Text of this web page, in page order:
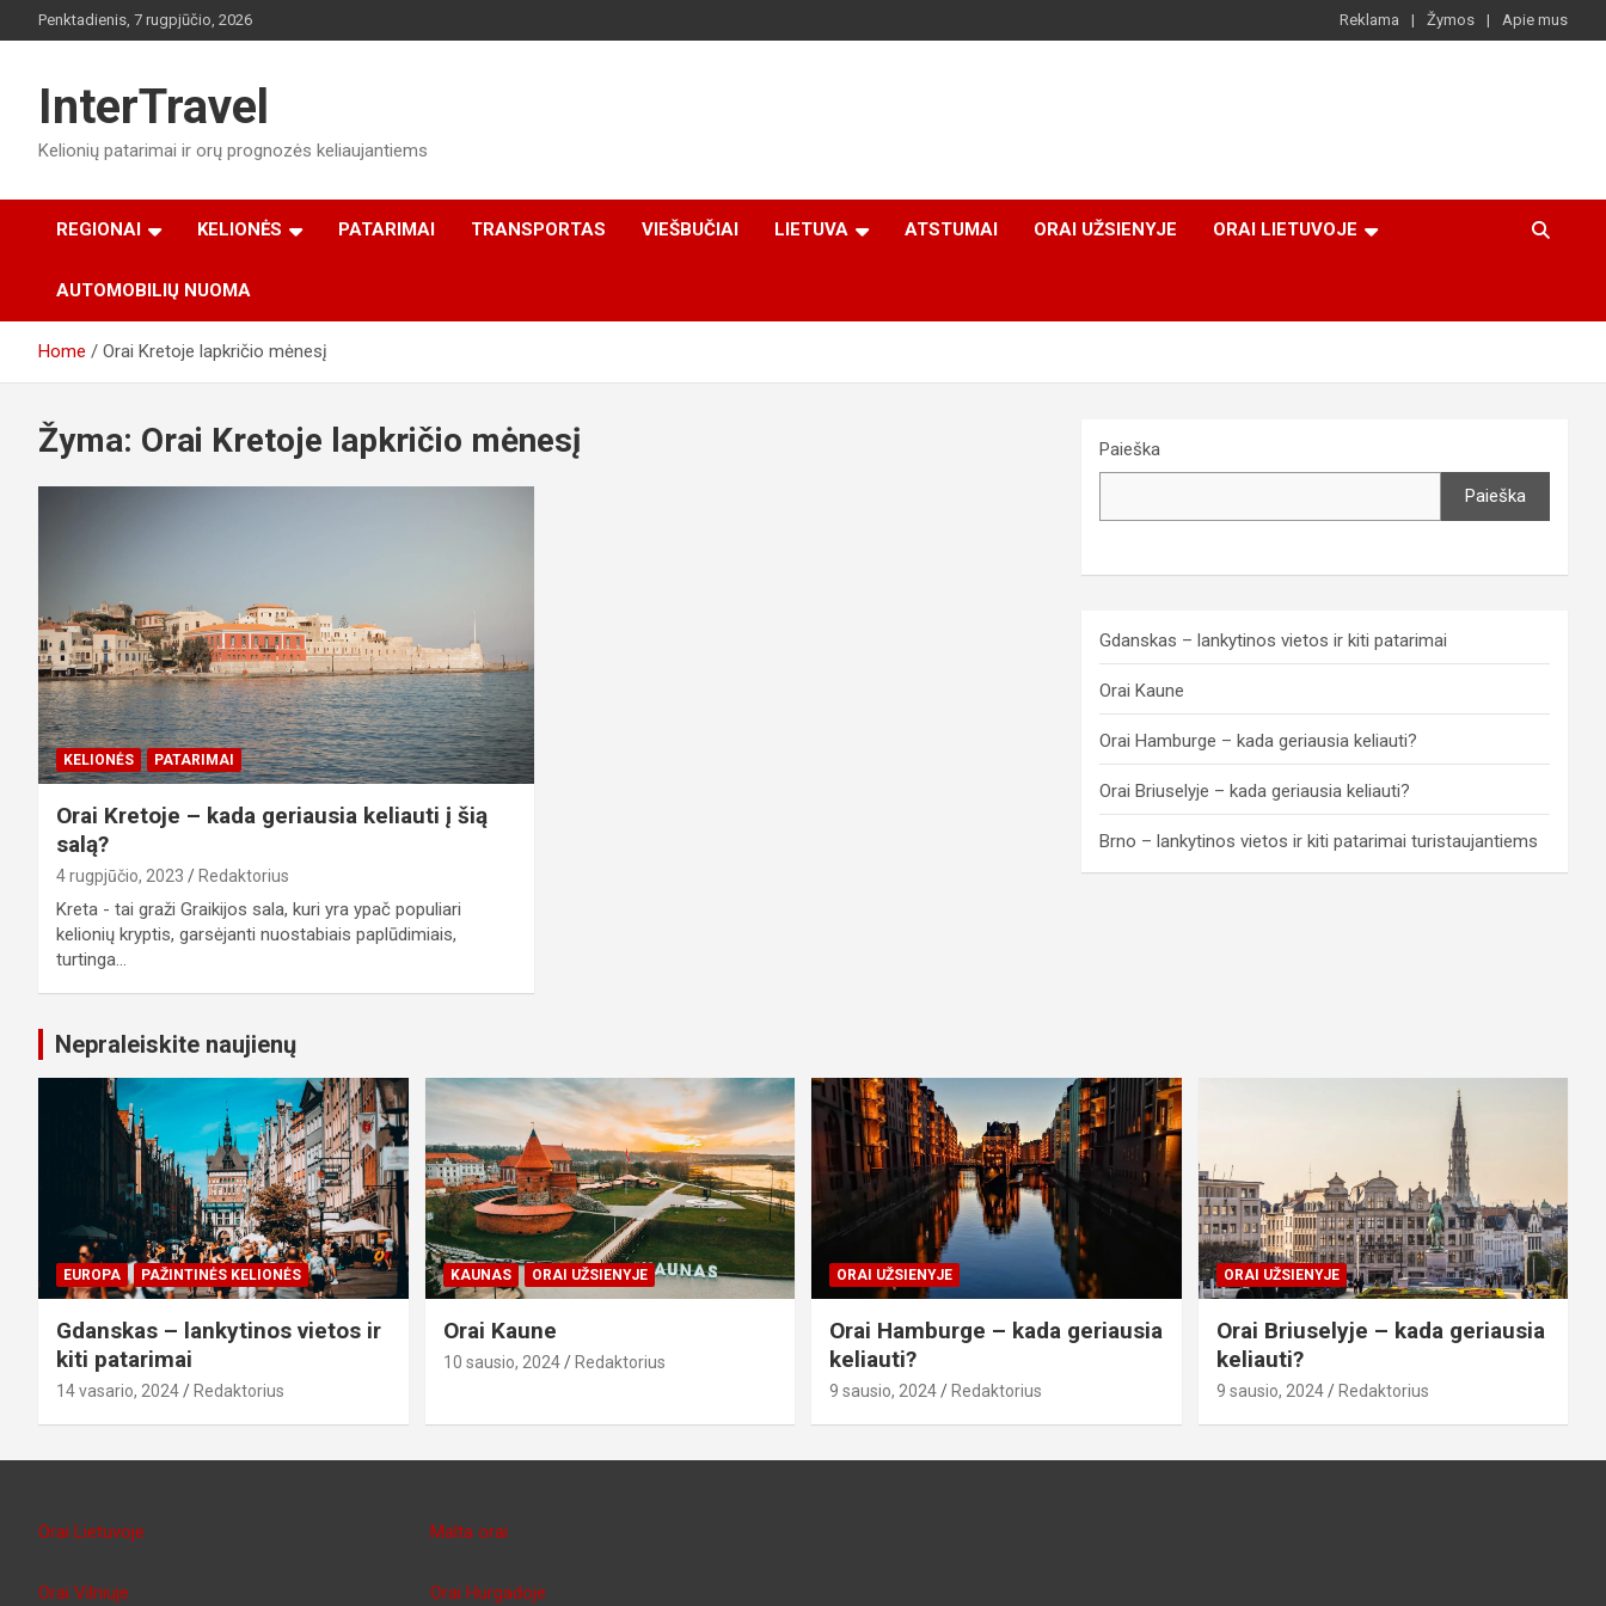
to
Penktadienis, 7 rugpjūčio, 2026 Reklama Žymos Apie mus
InterTravel
Kelionių patarimai ir orų prognozės keliaujantiems
REGIONAI KELIONĖS PATARIMAI TRANSPORTAS VIEŠBUČIAI LIETUVA ATSTUMAI ORAI UŽSIENYJE ORAI LIETUVOJE
AUTOMOBILIŲ NUOMA
Home Orai Kretoje lapkričio mėnesį
Žyma: Orai Kretoje lapkričio mėnesį
KELIONĖS PATARIMAI
Orai Kretoje – kada geriausia keliauti į šią
salą?
4 rugpjūčio, 2023 Redaktorius
Kreta - tai graži Graikijos sala, kuri yra ypač populiari
kelionių kryptis, garsėjanti nuostabiais paplūdimiais,
turtinga…
Paieška
Paieška
Gdanskas – lankytinos vietos ir kiti patarimai
Orai Kaune
Orai Hamburge – kada geriausia keliauti?
Orai Briuselyje – kada geriausia keliauti?
Brno – lankytinos vietos ir kiti patarimai turistaujantiems
Nepraleiskite naujienų
EUROPA PAŽINTINĖS KELIONĖS
Gdanskas – lankytinos vietos ir
kiti patarimai
14 vasario, 2024 Redaktorius
KAUNAS ORAI UŽSIENYJE
Orai Kaune
10 sausio, 2024 Redaktorius
ORAI UŽSIENYJE
Orai Hamburge – kada geriausia
keliauti?
9 sausio, 2024 Redaktorius
ORAI UŽSIENYJE
Orai Briuselyje – kada geriausia
keliauti?
9 sausio, 2024 Redaktorius
Orai Lietuvoje
Orai Vilniuje
Malta orai
Orai Hurgadoje